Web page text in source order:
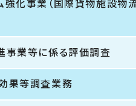
化事業（国際貨物施設物
事業等に係る評価調査
果等調査業務